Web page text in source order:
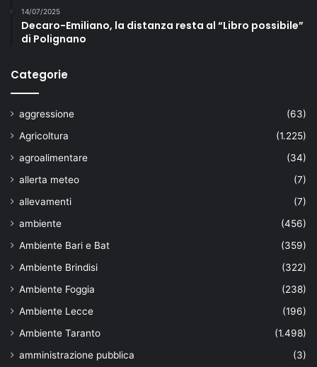
14/07/2025
Decaro-Emiliano, la distanza resta al “Libro possibile”
di Polignano
Categorie
aggressione
(63)
Agricoltura
(1.225)
agroalimentare
(34)
allerta meteo
(7)
allevamenti
(7)
ambiente
(456)
Ambiente Bari e Bat
(359)
Ambiente Brindisi
(322)
Ambiente Foggia
(238)
Ambiente Lecce
(196)
Ambiente Taranto
(1.498)
amministrazione pubblica
(3)